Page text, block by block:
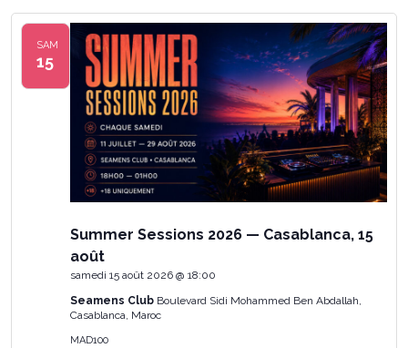
SAM
15
Summer Sessions 2026 — Casablanca, 15
août
samedi 15 août 2026 @ 18:00
Seamens Club Boulevard Sidi Mohammed Ben Abdallah,
Casablanca, Maroc
MAD100